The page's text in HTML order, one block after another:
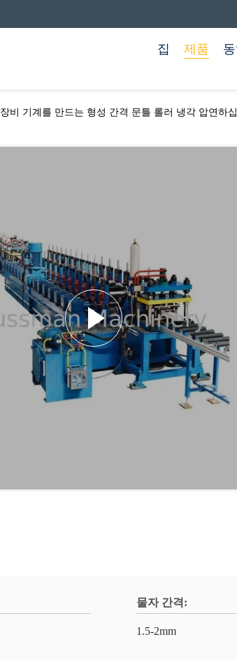
집 제품
장비 기계를 만드는 형성 간격 문틀 롤러 냉각 압연하
물자 간격:
1.5-2mm